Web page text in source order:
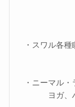
・スワル各
・ニーマル
ヨガ、